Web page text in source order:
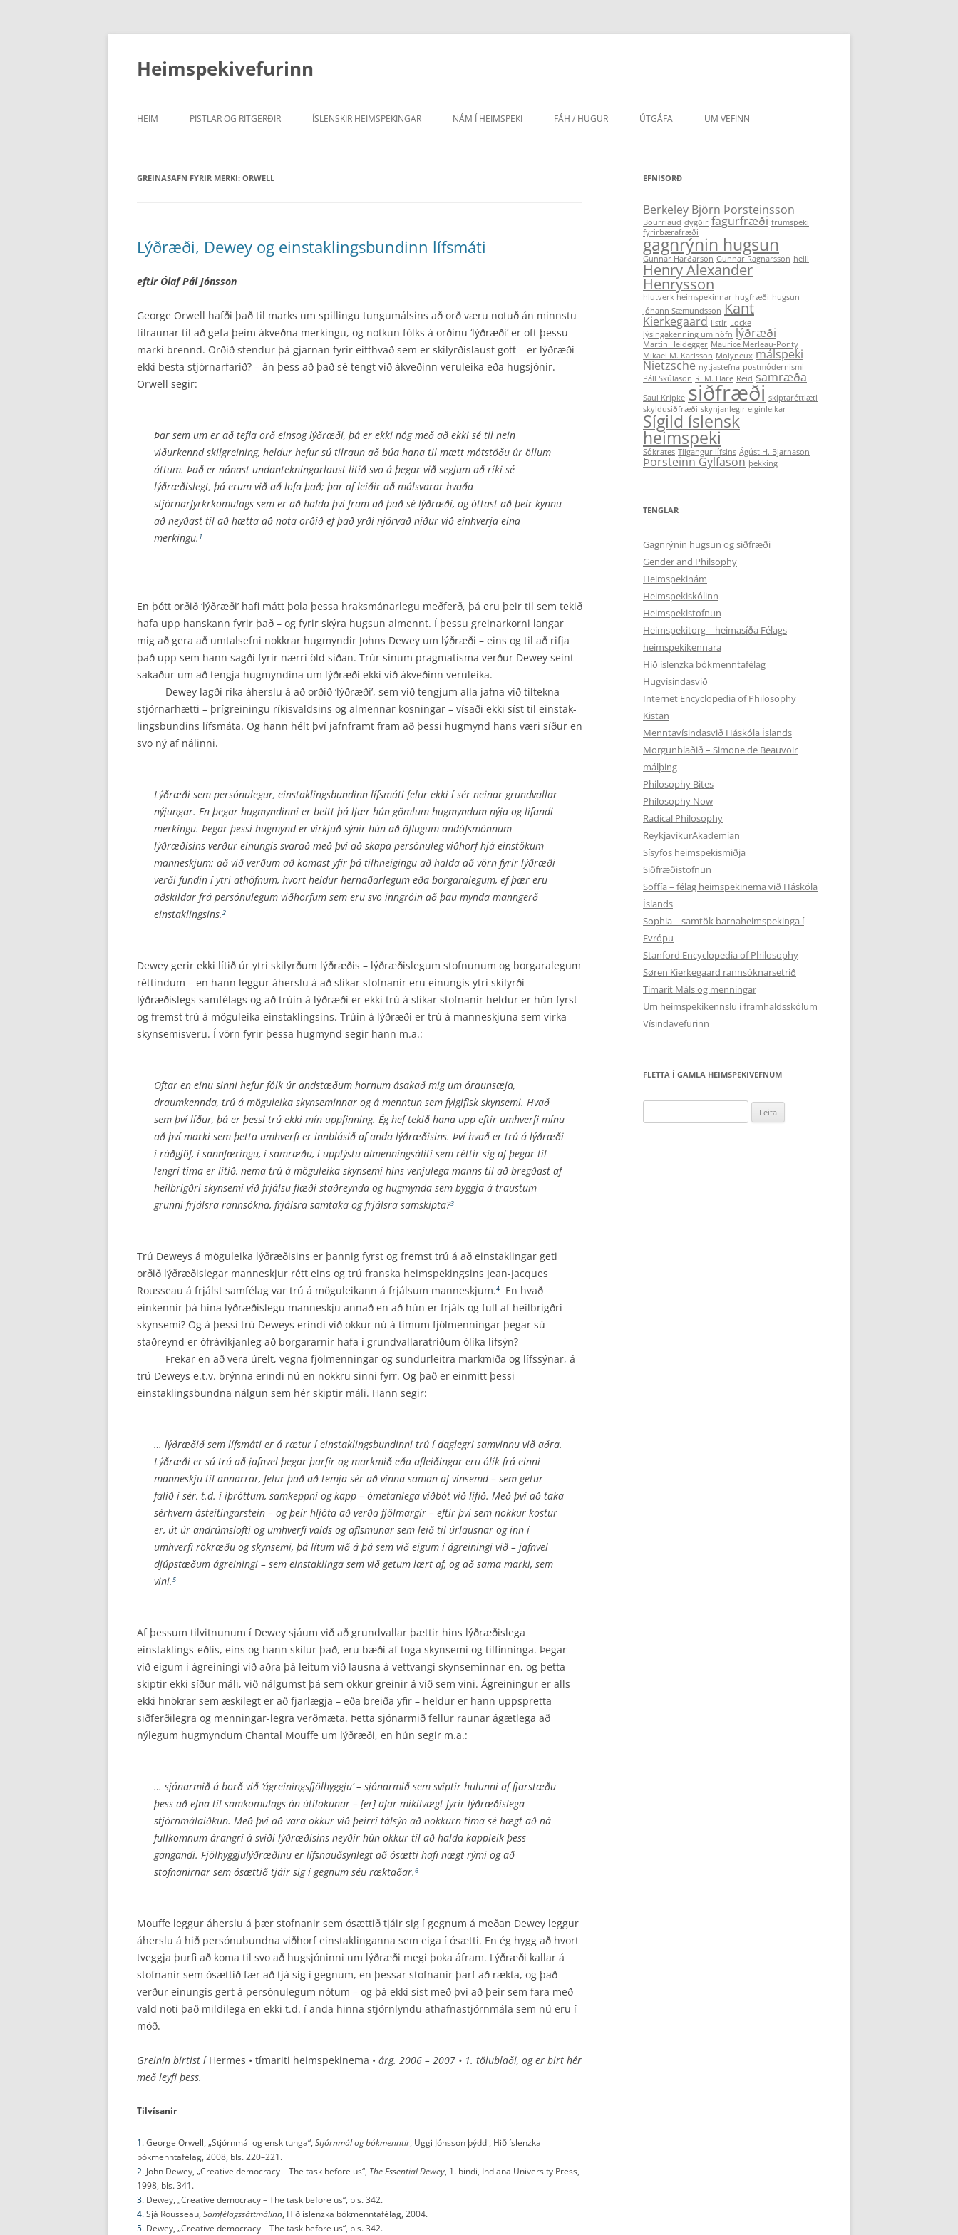
Hoppa
efni
Heimspekivefurinn
HEIM PISTLAR OG RITGERÐIR
RITDÓMAR
ÍSLENSKIR HEIMSPEKINGAR NÁM Í HEIMSPEKI FÁH / HUGUR
LEIÐBEININGAR FYRIR HÖFUNDA
ÚTGÁFA UM VEFINN
GREINASAFN FYRIR MERKI: ORWELL
Lýðræði, Dewey og einstaklingsbundinn lífsmáti
eftir Ólaf Pál Jónsson
George Orwell hafði það til marks um spillingu tungumálsins að orð væru notuð án minnstu
tilraunar til að gefa þeim ákveðna merkingu, og notkun fólks á orðinu ‘lýðræði’ er oft þessu
marki brennd. Orðið stendur þá gjarnan fyrir eitthvað sem er skilyrðislaust gott – er lýðræði
ekki besta stjórnarfarið? – án þess að það sé tengt við ákveðinn veruleika eða hugsjónir.
Orwell segir:
Þar sem um er að tefla orð einsog lýðræði, þá er ekki nóg með að ekki sé til nein
viðurkennd skilgreining, heldur hefur sú tilraun að búa hana til mætt mót­stöðu úr öllum
áttum. Það er nánast undantekningarlaust litið svo á þegar við segjum að ríki sé
lýðræðislegt, þá erum við að lofa það; þar af leiðir að málsvarar hvaða
stjórnarfyrkrkomulags sem er að halda því fram að það sé lýðræði, og óttast að þeir kynnu
að neyðast til að hætta að nota orðið ef það yrði njörvað niður við einhverja eina
merkingu. 1
En þótt orðið ‘lýðræði’ hafi mátt þola þessa hraksmánarlegu meðferð, þá eru þeir til sem tekið
hafa upp hanskann fyrir það – og fyrir skýra hugsun almennt. Í þessu greinarkorni langar
mig að gera að umtalsefni nokkrar hugmyndir Johns Dewey um lýðræði – eins og til að rifja
það upp sem hann sagði fyrir nærri öld síðan. Trúr sínum pragmatisma verður Dewey seint
sakaður um að tengja hugmyndina um lýðræði ekki við ákveðinn veruleika.
Dewey lagði ríka áherslu á að orðið ‘lýðræði’, sem við tengjum alla jafna við tiltekna
stjórnarhætti – þrígreiningu ríkisvaldsins og almennar kosningar – vísaði ekki síst til einstak­
lingsbundins lífsmáta. Og hann hélt því jafnframt fram að þessi hugmynd hans væri síður en
svo ný af nálinni.
Lýðræði sem persónulegur, einstaklingsbundinn lífsmáti felur ekki í sér neinar grundvallar
nýjungar. En þegar hugmyndinni er beitt þá ljær hún gömlum hug­myndum nýja og lifandi
merkingu. Þegar þessi hugmynd er virkjuð sýnir hún að öflugum andófsmönnum
lýðræðisins verður einungis svarað með því að skapa persónuleg viðhorf hjá einstökum
manneskjum; að við verðum að komast yfir þá tilhneigingu að halda að vörn fyrir lýðræði
verði fundin í ytri athöfnum, hvort heldur hernaðarlegum eða borgaralegum, ef þær eru
aðskildar frá persónu­legum viðhorfum sem eru svo inngróin að þau mynda manngerð
einstak­lingsins.2
Dewey gerir ekki lítið úr ytri skilyrðum lýðræðis – lýðræðislegum stofnunum og borgaralegum
rétt­indum – en hann leggur áherslu á að slíkar stofnanir eru einungis ytri skilyrði
lýðræðislegs samfélags og að trúin á lýðræði er ekki trú á slíkar stofnanir heldur er hún fyrst
og fremst trú á möguleika einstaklingsins. Trúin á lýðræði er trú á manneskjuna sem virka
skynsemisveru. Í vörn fyrir þessa hugmynd segir hann m.a.:
Oftar en einu sinni hefur fólk úr andstæðum hornum ásakað mig um óraun­sæja,
draumkennda, trú á möguleika skynseminnar og á menntun sem fylgi­fisk skynsemi. Hvað
sem því líður, þá er þessi trú ekki mín uppfinning. Ég hef tekið hana upp eftir umhverfi mínu
að því marki sem þetta umhverfi er innblásið af anda lýðræðisins. Því hvað er trú á lýðræði
í ráðgjöf, í sannfæringu, í sam­ræðu, í upplýstu almenningsáliti sem réttir sig af þegar til
lengri tíma er litið, nema trú á möguleika skynsemi hins venjulega manns til að bregðast af
heilbrigðri skynsemi við frjálsu flæði staðreynda og hugmynda sem byggja á traustum
grunni frjálsra rannsókna, frjálsra samtaka og frjálsra samskipta?3
Trú Deweys á möguleika lýðræðisins er þannig fyrst og fremst trú á að einstaklingar geti
orðið lýðræðislegar manneskjur rétt eins og trú franska heimspekingsins Jean-Jacques
Rousseau á frjálst samfélag var trú á möguleikann á frjálsum manneskjum.4
En hvað
einkennir þá hina lýðræðislegu manneskju annað en að hún er frjáls og full af heilbrigðri
skynsemi? Og á þessi trú Deweys erindi við okkur nú á tímum fjölmenningar þegar sú
staðreynd er ófrávíkjanleg að borgararnir hafa í grundvallaratriðum ólíka lífsýn?
Frekar en að vera úrelt, vegna fjölmenningar og sundurleitra markmiða og lífssýnar, á
trú Deweys e.t.v. brýnna erindi nú en nokkru sinni fyrr. Og það er einmitt þessi
einstaklingsbundna nálgun sem hér skiptir máli. Hann segir:
… lýðræðið sem lífsmáti er á rætur í einstaklingsbundinni trú í daglegri sam­vinnu við aðra.
Lýðræði er sú trú að jafnvel þegar þarfir og markmið eða afleiðingar eru ólík frá einni
manneskju til annarrar, felur það að temja sér að vinna saman af vinsemd – sem getur
falið í sér, t.d. í íþróttum, samkeppni og kapp – ómetanlega viðbót við lífið. Með því að taka
sérhvern ásteitingarstein – og þeir hljóta að verða fjölmargir – eftir því sem nokkur kostur
er, út úr andrúmslofti og umhverfi valds og aflsmunar sem leið til úrlausnar og inn í
umhverfi rökræðu og skynsemi, þá lítum við á þá sem við eigum í ágreiningi við – jafnvel
djúpstæðum ágreiningi – sem einstaklinga sem við getum lært af, og að sama marki, sem
vini.5
Af þessum tilvitnunum í Dewey sjáum við að grundvallar þættir hins lýðræðislega
einstaklings-eðlis, eins og hann skilur það, eru bæði af toga skynsemi og tilfinninga. Þegar
við eigum í ágreiningi við aðra þá leitum við lausna á vettvangi skynseminnar en, og þetta
skiptir ekki síður máli, við nálgumst þá sem okkur greinir á við sem vini. Ágreiningur er alls
ekki hnökrar sem æskilegt er að fjarlægja – eða breiða yfir – heldur er hann uppspretta
siðferðilegra og menningar-legra verðmæta. Þetta sjónarmið fellur raunar ágætlega að
nýlegum hugmyndum Chantal Mouffe um lýðræði, en hún segir m.a.:
… sjónarmið á borð við ‘ágreiningsfjölhyggju’ – sjónarmið sem sviptir hulunni af fjarstæðu
þess að efna til samkomulags án útilokunar – [er] afar mikilvægt fyrir lýðræðislega
stjórnmálaiðkun. Með því að vara okkur við þeirri tálsýn að nokkurn tíma sé hægt að ná
fullkomnum árangri á sviði lýðræðisins neyðir hún okkur til að halda kappleik þess
gangandi. Fjölhyggjulýðræðinu er lífsnauð­synlegt að ósætti hafi nægt rými og að
stofnanirnar sem ósættið tjáir sig í gegnum séu ræktaðar.6
Mouffe leggur áherslu á þær stofnanir sem ósættið tjáir sig í gegnum á meðan Dewey leggur
áherslu á hið persónubundna viðhorf einstaklinganna sem eiga í ósætti. En ég hygg að hvort
tveggja þurfi að koma til svo að hugsjóninni um lýðræði megi þoka áfram. Lýðræði kallar á
stofnanir sem ósættið fær að tjá sig í gegnum, en þessar stofnanir þarf að rækta, og það
verður einungis gert á persónulegum nótum – og þá ekki síst með því að þeir sem fara með
vald noti það mildilega en ekki t.d. í anda hinna stjórnlyndu athafnastjórnmála sem nú eru í
móð.
Greinin birtist íHermes • tímariti heimspekinema • árg. 2006 – 2007 • 1. tölublaði, og er birt hér
með leyfi þess.
Tilvísanir
1. George Orwell, „Stjórnmál og ensk tunga“, Stjórnmál og bókmenntir, Uggi Jónsson þýddi, Hið íslenzka
bókmenntafélag, 2008, bls. 220–221.
2. John Dewey, „Creative democracy – The task before us“, The Essential Dewey, 1. bindi, Indiana University Press,
1998, bls. 341.
3. Dewey, „Creative democracy – The task before us“, bls. 342.
4. Sjá Rousseau, Samfélagssáttmálinn, Hið íslenzka bókmenntafélag, 2004.
5. Dewey, „Creative democracy – The task before us“, bls. 342.
EFNISORÐ
Berkeley Björn Þorsteinsson
Bourriaud dygðir fagurfræði frumspeki
fyrirbærafræði
gagnrýnin hugsun
Gunnar Harðarson Gunnar Ragnarsson heili
Henry Alexander
Henrysson
hlutverk heimspekinnar hugfræði hugsun
Jóhann Sæmundsson Kant
Kierkegaard listir Locke
lýsingakenning um nöfn lýðræði
Martin Heidegger Maurice Merleau-Ponty
Mikael M. Karlsson Molyneux málspeki
Nietzsche nytjastefna postmódernismi
Páll Skúlason R. M. Hare Reid samræða
Saul Kripke siðfræði skiptaréttlæti
skyldusiðfræði skynjanlegir eiginleikar
Sígild íslensk
heimspeki
Sókrates Tilgangur lífsins Ágúst H. Bjarnason
Þorsteinn Gylfason þekking
TENGLAR
Gagnrýnin hugsun og siðfræði
Gender and Philsophy
Heimspekinám
Heimspekiskólinn
Heimspekistofnun
Heimspekitorg – heimasíða Félags
heimspekikennara
Hið íslenzka bókmenntafélag
Hugvísindasvið
Internet Encyclopedia of Philosophy
Kistan
Menntavísindasvið Háskóla Íslands
Morgunblaðið – Simone de Beauvoir
málþing
Philosophy Bites
Philosophy Now
Radical Philosophy
ReykjavíkurAkademían
Sísyfos heimspekismiðja
Siðfræðistofnun
Soffía – félag heimspekinema við Háskóla
Íslands
Sophia – samtök barnaheimspekinga í
Evrópu
Stanford Encyclopedia of Philosophy
Søren Kierkegaard rannsóknarsetrið
Tímarit Máls og menningar
Um heimspekikennslu í framhaldsskólum
Vísindavefurinn
FLETTA Í GAMLA HEIMSPEKIVEFNUM
að: